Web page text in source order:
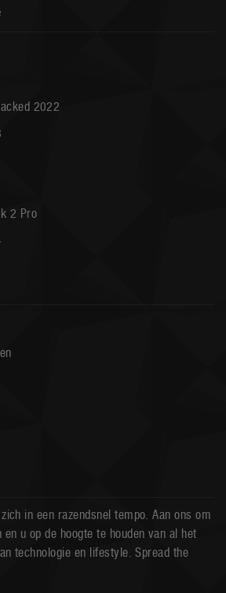
2022
2 Pro
in een razendsnel tempo. Aan ons om
u op de hoogte te houden van al het
technologie en lifestyle. Spread the